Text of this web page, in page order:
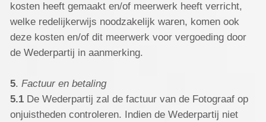
kosten heeft gemaakt en/of meerwerk heeft verricht,
welke redelijkerwijs noodzakelijk waren, komen ook
deze kosten en/of dit meerwerk voor vergoeding door
de Wederpartij in aanmerking.
5. Factuur en betaling
5.1De Wederpartij zal de factuur van de Fotograaf op
onjuistheden controleren. Indien de Wederpartij niet